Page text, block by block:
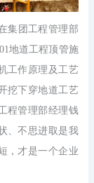
集团工程管理部
地道工程顶管施
工作原理及工艺
挖下穿地道工艺
程管理部经理钱
、不思进取是我
，才是一个企业